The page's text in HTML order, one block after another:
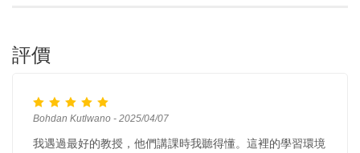
評價
Bohdan Kutlwano - 2025/04/07
我遇過最好的教授，他們講課時我聽得懂。這裡的學習環境